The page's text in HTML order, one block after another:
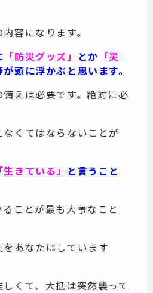
容になります。
「防災グッズ」 とか 「災
が頭に浮かぶと思います。
えは必要です。絶対に必
くてはならないことが
「生きている」 と言うこと
ことが最も大事なこと
あなたはしています
くて、大抵は突然襲って